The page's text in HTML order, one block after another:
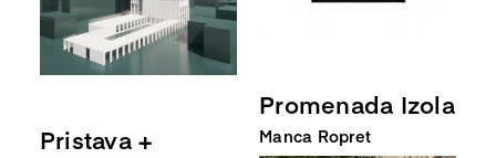
Pristava +
Promenada Izola
Manca Ropret